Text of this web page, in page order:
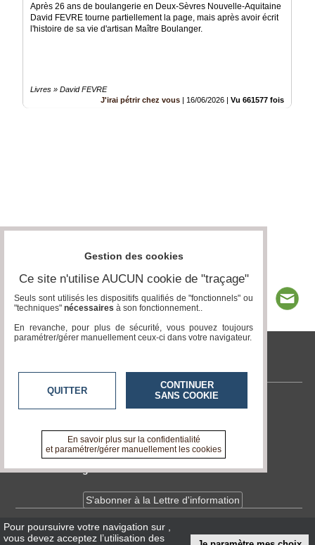
Après 26 ans de boulangerie en Deux-Sèvres Nouvelle-Aquitaine
David FEVRE tourne partiellement la page, mais après avoir écrit
l'histoire de sa vie d'artisan Maître Boulanger.
Livres » David FEVRE
J'irai pétrir chez vous | 16/06/2026 | Vu 661577 fois
tvlocale.fr
Contactez-nous
A propos de tvlocale.fr
Devenir délégué
S'abonner à la Lettre d'information
InfosCNIL/RGPD
Pour poursuivre votre navigation sur
vous devez acceptez l’utilisation des
Gestion des cookies
Ce site n'utilise AUCUN cookie de "traçage"
Seuls sont utilisés les dispositifs qualifiés de "fonctionnels" ou
"techniques" nécessaires à son fonctionnement..
En revanche, pour plus de sécurité, vous pouvez toujours
paramétrer/gérer manuellement ceux-ci dans votre navigateur.
QUITTER
CONTINUER
SANS COOKIE
En savoir plus sur la confidentialité
et paramétrer/gérer manuellement les cookies